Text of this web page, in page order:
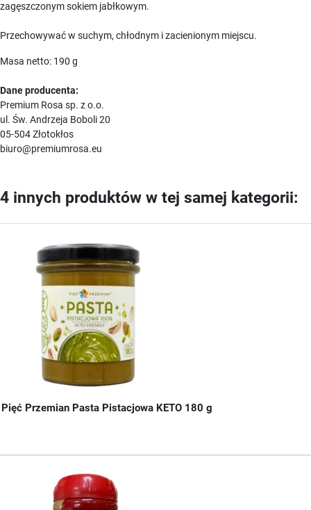
zagęszczonym sokiem jabłkowym.
Przechowywać w suchym, chłodnym i zacienionym miejscu.
Masa netto: 190 g
Dane producenta:
Premium Rosa sp. z o.o.
ul. Św. Andrzeja Boboli 20
05-504 Złotokłos
biuro@premiumrosa.eu
4 innych produktów w tej samej kategorii:
Pięć Przemian Pasta Pistacjowa KETO 180 g